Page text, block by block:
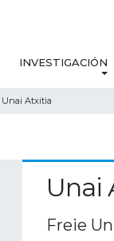
INVESTIGACIÓN
Unai Atxitia
Unai
Freie